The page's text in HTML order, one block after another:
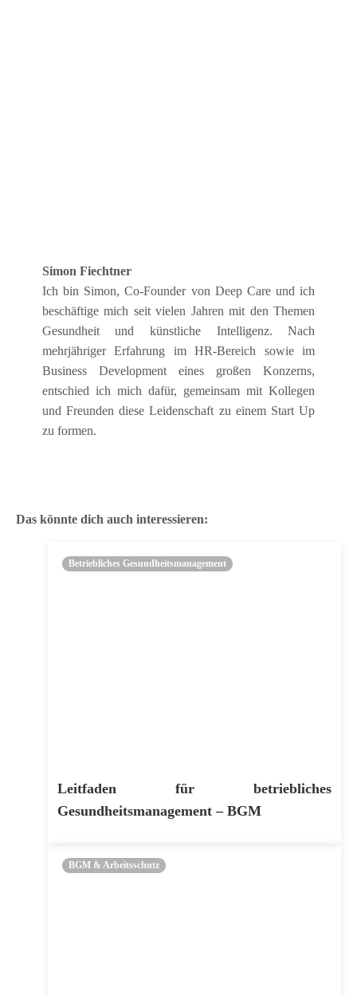
Simon Fiechtner
Ich bin Simon, Co-Founder von Deep Care und ich
beschäftige mich seit vielen Jahren mit den Themen
Gesundheit und künstliche Intelligenz. Nach
mehrjähriger Erfahrung im HR-Bereich sowie im
Business Development eines großen Konzerns,
entschied ich mich dafür, gemeinsam mit Kollegen
und Freunden diese Leidenschaft zu einem Start Up
zu formen.
Das könnte dich auch interessieren:
Leitfaden für betriebliches
Gesundheitsmanagement – BGM
Betriebliches Gesundheitsmanagement
BGM & Arbeitsschutz